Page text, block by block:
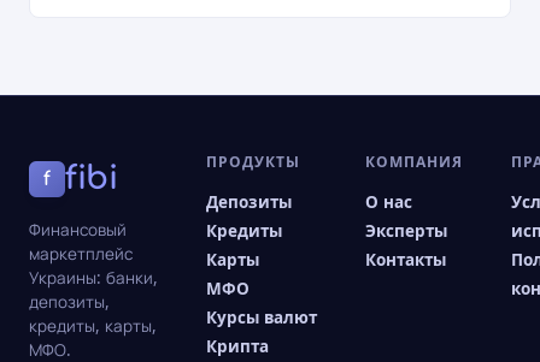
f fibi
Финансовый
маркетплейс
Украины: банки,
депозиты,
кредиты, карты,
МФО.
ПРОДУКТЫ
Депозиты
Кредиты
Карты
МФО
Курсы валют
Крипта
КОМПАНИЯ
О нас
Эксперты
Контакты